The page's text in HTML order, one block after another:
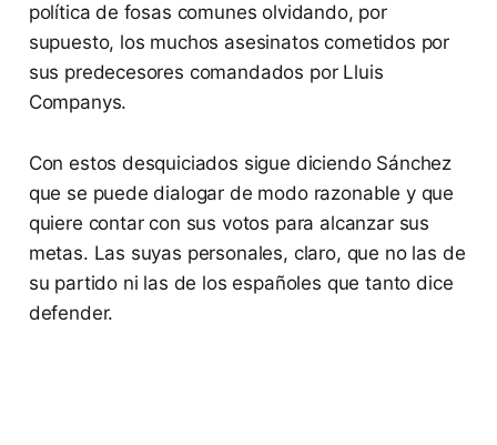
política de fosas comunes olvidando, por
supuesto, los muchos asesinatos cometidos por
sus predecesores comandados por Lluis
Companys.
Con estos desquiciados sigue diciendo Sánchez
que se puede dialogar de modo razonable y que
quiere contar con sus votos para alcanzar sus
metas. Las suyas personales, claro, que no las de
su partido ni las de los españoles que tanto dice
defender.